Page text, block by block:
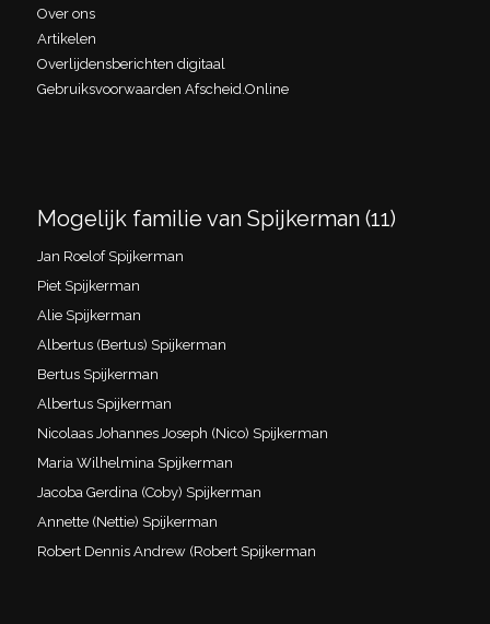
Over ons
Artikelen
Overlijdensberichten digitaal
Gebruiksvoorwaarden Afscheid.Online
Mogelijk familie van Spijkerman (11)
Jan Roelof Spijkerman
Piet Spijkerman
Alie Spijkerman
Albertus (Bertus) Spijkerman
Bertus Spijkerman
Albertus Spijkerman
Nicolaas Johannes Joseph (Nico) Spijkerman
Maria Wilhelmina Spijkerman
Jacoba Gerdina (Coby) Spijkerman
Annette (Nettie) Spijkerman
Robert Dennis Andrew (Robert Spijkerman